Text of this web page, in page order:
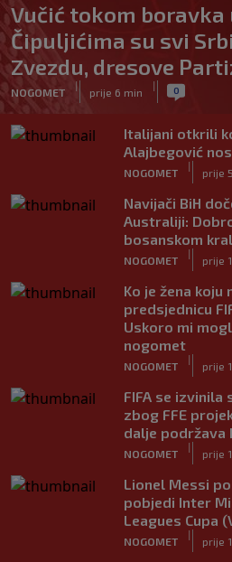
Vučić tokom boravka
Čipuljićima su svi
Zvezdu, dresove
NOGOMET
|
prije 6 min
| 0
Italijani otkrili
Alajbegović
NOGOMET
|
prije
Navijači BiH
Australiji:
bosanskom
NOGOMET
|
prije
Ko je žena koju
predsjednicu
Uskoro mi
nogomet
NOGOMET
|
prije
FIFA se izvinila
zbog FFE
dalje podržava
NOGOMET
|
prije
Lionel Messi
pobjedi Inter
Leagues Cupa
NOGOMET
|
prije